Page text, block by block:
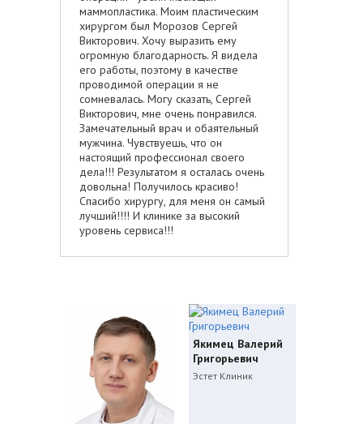
маммопластика. Моим пластическим
хирургом был Морозов Сергей
Викторович. Хочу выразить ему
огромную благодарность. Я видела
его работы, поэтому в качестве
проводимой операции я не
сомневалась. Могу сказать, Сергей
Викторович, мне очень понравился.
Замечательный врач и обаятельный
мужчина. Чувствуешь, что он
настоящий профессионал своего
дела!!! Результатом я осталась очень
довольна! Получилось красиво!
Спасибо хирургу, для меня он самый
лучший!!!! И клинике за высокий
уровень сервиса!!!
Якимец Валерий
Григорьевич
Эстет Клиник